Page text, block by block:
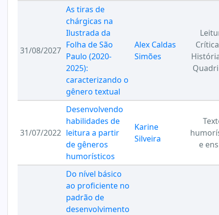
31/08/2027
As tiras de
chárgicas na
Ilustrada da
Folha de São
Paulo (2020-
2025):
caracterizando o
gênero textual
Alex Caldas
Simões
31/07/2022
Desenvolvendo
habilidades de
leitura a partir
de gêneros
humorísticos
Karine
Silveira
e
Do nível básico
ao proficiente no
padrão de
desenvolvimento